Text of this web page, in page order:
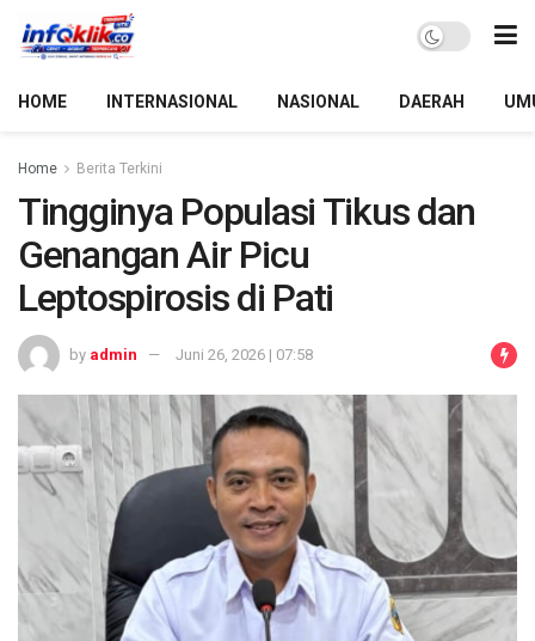
HOME INTERNASIONAL NASIONAL DAERAH
Home Berita Terkini
Tingginya Populasi Tikus dan
Genangan Air Picu
Leptospirosis di Pati
by admin Juni 26, 2026 | 07:58